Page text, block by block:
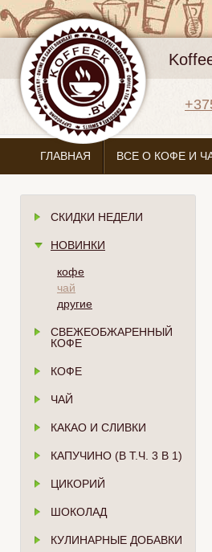
ГЛАВНАЯ ВСЕ О КОФЕ И
СКИДКИ НЕДЕЛИ
НОВИНКИ
кофе
чай
другие
СВЕЖЕОБЖАРЕННЫЙ
КОФЕ
КОФЕ
ЧАЙ
КАКАО И СЛИВКИ
КАПУЧИНО (В Т.Ч. 3 В 1)
ЦИКОРИЙ
ШОКОЛАД
КУЛИНАРНЫЕ ДОБАВКИ